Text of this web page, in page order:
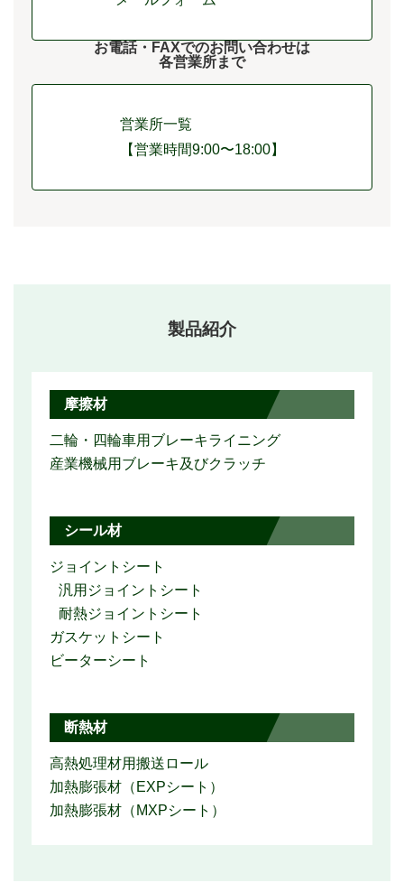
お電話・FAXでのお問い合わせは
各営業所まで
営業所一覧
【営業時間9:00〜18:00】
製品紹介
摩擦材
二輪・四輪車用ブレーキライニング
産業機械用ブレーキ及びクラッチ
シール材
ジョイントシート
汎用ジョイントシート
耐熱ジョイントシート
ガスケットシート
ビーターシート
断熱材
高熱処理材用搬送ロール
加熱膨張材（EXPシート）
加熱膨張材（MXPシート）